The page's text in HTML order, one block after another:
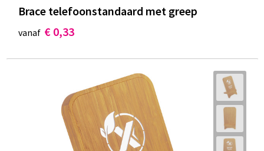
Brace telefoonstandaard met greep
vanaf € 0,33